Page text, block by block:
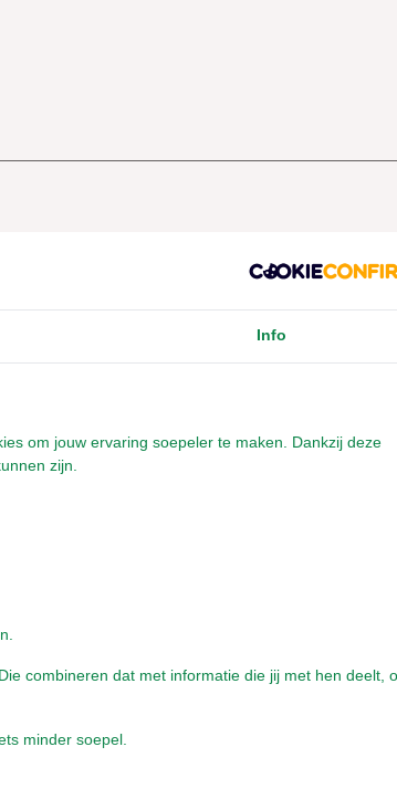
Info
om jouw ervaring soepeler te maken. Dankzij deze
zijn.
combineren dat met informatie die jij met hen deelt,
minder soepel.